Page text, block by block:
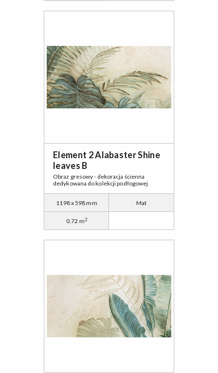
Element 2 Alabaster Shine
leaves B
Obraz gresowy - dekoracja ścienna
dedykowana do kolekcji podłogowej
1198 x 598 mm Mat
0.72 m2